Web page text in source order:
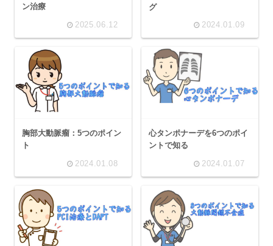
ン治療
2025.06.12
グ
2024.01.09
胸部大動脈瘤：5つのポイン
ト
2024.01.08
心タンポナーデを6つのポイ
ントで知る
2024.01.07